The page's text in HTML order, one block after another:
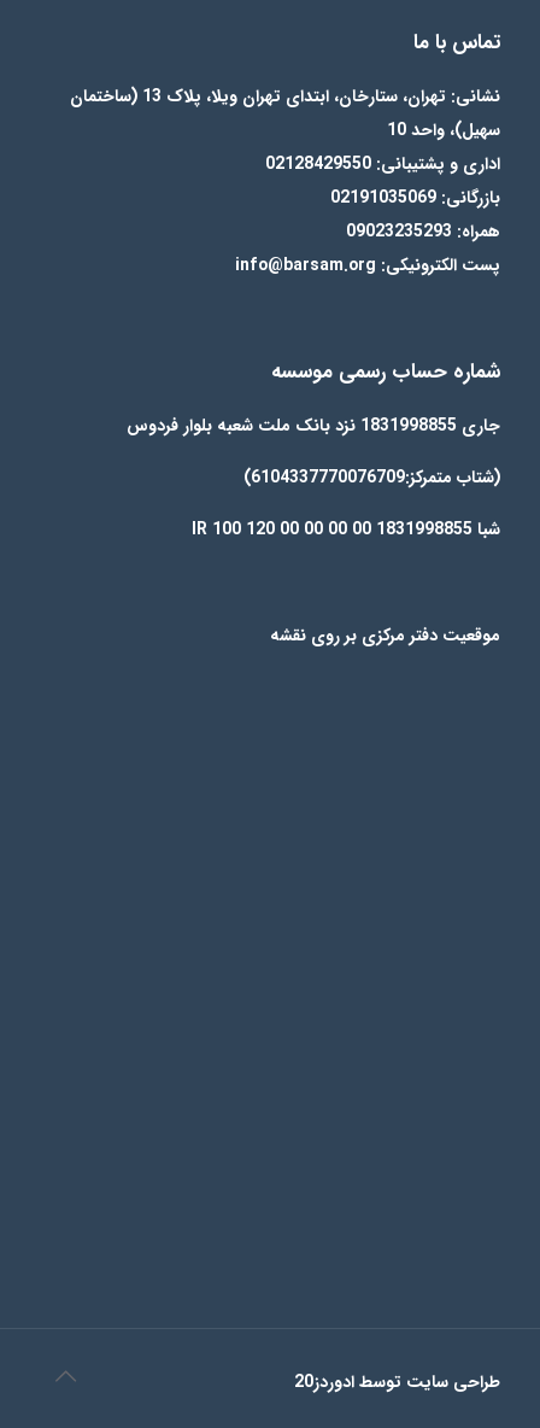
تماس با ما
نشانی: تهران، ستارخان، ابتدای تهران ویلا، پلاک 13 (ساختمان
سهیل)، واحد 10
اداری و پشتیبانی: 02128429550
بازرگانی: 02191035069
همراه: 09023235293
پست الکترونیکی: info@barsam.org
شماره حساب رسمی موسسه
جاری 1831998855 نزد بانک ملت شعبه بلوار فردوس
(شتاب متمرکز:6104337770076709)
شبا IR 100 120 00 00 00 00 1831998855
موقعیت دفتر مرکزی بر روی نقشه
طراحی سایت توسط ادوردز20